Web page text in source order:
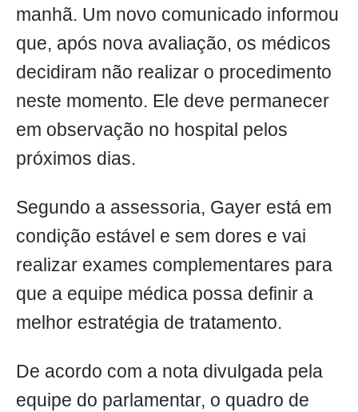
manhã. Um novo comunicado informou
que, após nova avaliação, os médicos
decidiram não realizar o procedimento
neste momento. Ele deve permanecer
em observação no hospital pelos
próximos dias.
Segundo a assessoria, Gayer está em
condição estável e sem dores e vai
realizar exames complementares para
que a equipe médica possa definir a
melhor estratégia de tratamento.
De acordo com a nota divulgada pela
equipe do parlamentar, o quadro de